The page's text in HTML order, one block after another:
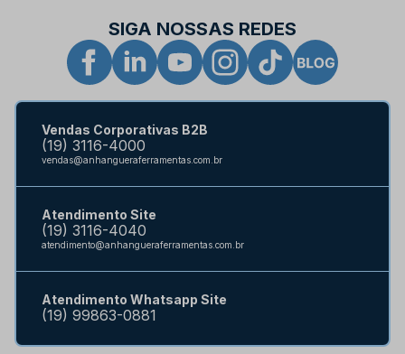
SIGA NOSSAS REDES
Vendas Corporativas B2B
(19) 3116-4000
vendas@anhangueraferramentas.com.br
Atendimento Site
(19) 3116-4040
atendimento@anhangueraferramentas.com.br
Atendimento Whatsapp Site
(19) 99863-0881